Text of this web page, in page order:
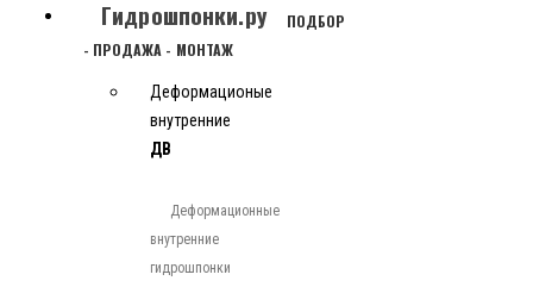
Гидрошпонки.ру
ПОДБОР
- ПРОДАЖА - МОНТАЖ
Деформационые
внутренние
ДВ
Деформационные
внутренние
гидрошпонки